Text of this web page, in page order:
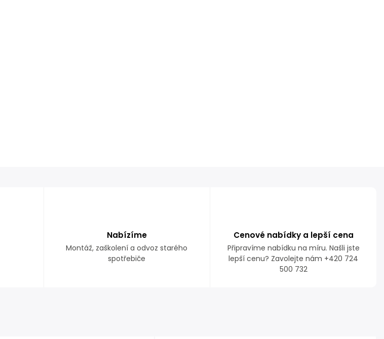
Nabízíme
Montáž, zaškolení a odvoz starého
spotřebiče
Cenové nabídky a lepší cena
Připravíme nabídku na míru. Našli jste
lepší cenu? Zavolejte nám +420 724
500 732